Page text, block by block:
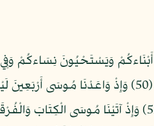
فَرَقْنَا بِكُمُ الْبَحْرَ فَأَنجَيْنَاكُمْ وَأَغْرَقْنَا آلَ فِرْعَوْنَ